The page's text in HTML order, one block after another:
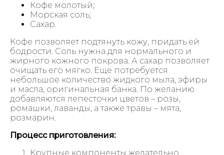
Кофе молотый;
Морская соль;
Сахар.
Кофе позволяет подтянуть кожу, придать ей
бодрости. Соль нужна для нормального и
жирного кожного покрова. А сахар позволяет
очищать его мягко. Еще потребуется
небольшое количество жидкого мыла, эфиры
и масла, оригинальная банка. По желанию
добавляются лепесточки цветов – розы,
ромашки, лаванды, а также травы – мята,
розмарин.
Процесс приготовления:
Крупные компоненты желательно